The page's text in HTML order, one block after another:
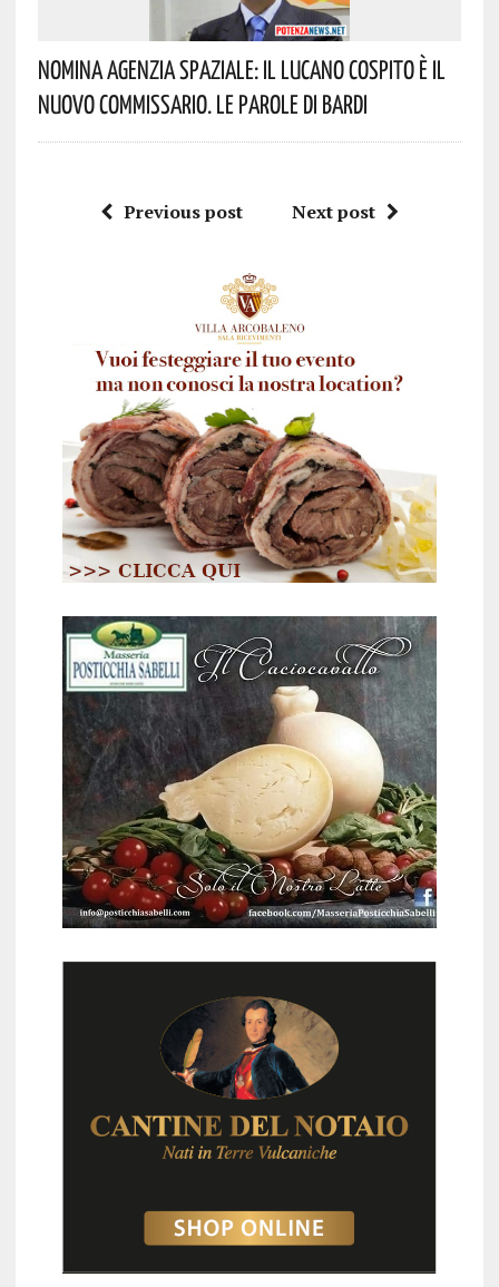
Nomina Agenzia Spaziale: Il Lucano Cospito È Il
Nuovo Commissario. Le Parole Di Bardi
Previous post Next post